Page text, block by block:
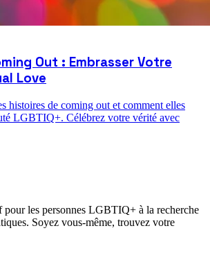
Out : Embrasser Votre
Love
histoires de coming out et comment elles
LGBTIQ+. Célébrez votre vérité avec
pour les personnes LGBTIQ+ à la recherche
Soyez vous-même, trouvez votre